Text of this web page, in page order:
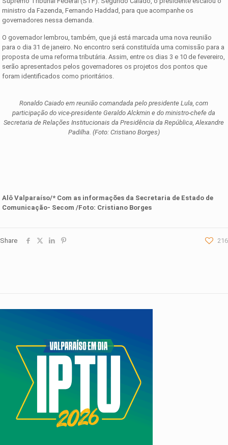
ministro da Fazenda, Fernando Haddad, para que acompanhe os
governadores nessa demanda.
O governador lembrou, também, que já está marcada uma nova reunião
para o dia 31 de janeiro. No encontro será constituída uma comissão para a
proposta de uma reforma tributária. Assim, entre os dias 3 e 10 de fevereiro,
serão apresentados pelos governadores os projetos dos pontos que
foram identificados como prioritários.
Ronaldo Caiado em reunião comandada pelo presidente Lula, com
participação do vice-presidente Geraldo Alckmin e do ministro-chefe da
Secretaria de Relações Institucionais da Presidência da República, Alexandre
Padilha. (Foto: Cristiano Borges)
Alô Valparaíso/* Com as informações d a Secretaria de Estado de
Comunicação- Secom /Foto: Cristiano Borges
Share 216